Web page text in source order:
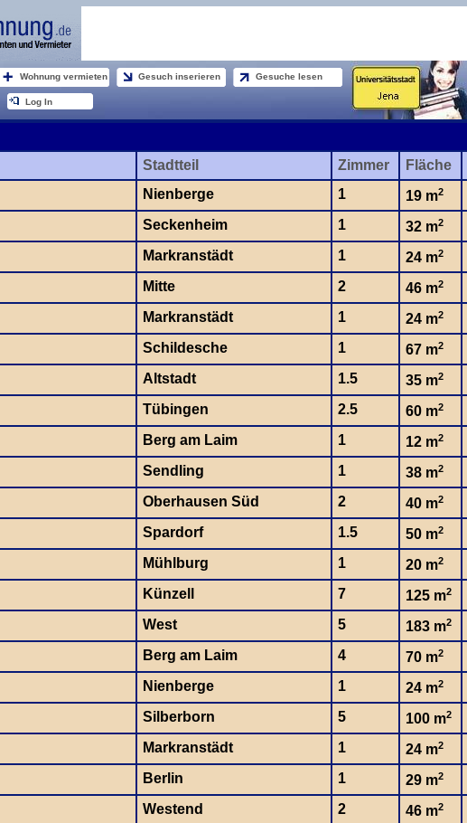
Wohnung vermieten Gesuch inserieren Gesuche lesen
Log In
Stadtteil Zimmer Fläche
Nienberge 1 19 m2
Seckenheim 1 32 m2
Markranstädt 1 24 m2
Mitte 2 46 m2
Markranstädt 1 24 m2
Schildesche 1 67 m2
Altstadt 1.5 35 m2
Tübingen 2.5 60 m2
Berg am Laim 1 12 m2
Sendling 1 38 m2
Oberhausen Süd 2 40 m2
Spardorf 1.5 50 m2
Mühlburg 1 20 m2
Künzell 7 125 m2
West 5 183 m2
Berg am Laim 4 70 m2
Nienberge 1 24 m2
Silberborn 5 100 m2
Markranstädt 1 24 m2
Berlin 1 29 m2
Westend 2 46 m2